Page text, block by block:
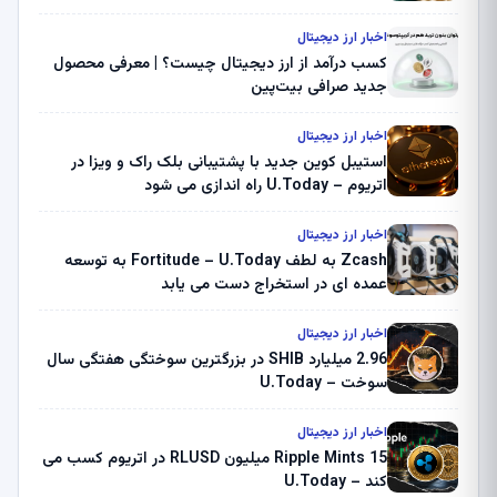
اخبار ارز دیجیتال
کسب درآمد از ارز دیجیتال چیست؟ | معرفی محصول
جدید صرافی بیت‌پین
اخبار ارز دیجیتال
استیبل کوین جدید با پشتیبانی بلک راک و ویزا در
اتریوم – U.Today راه اندازی می شود
اخبار ارز دیجیتال
Zcash به لطف Fortitude – U.Today به توسعه
عمده ای در استخراج دست می یابد
اخبار ارز دیجیتال
2.96 میلیارد SHIB در بزرگترین سوختگی هفتگی سال
سوخت – U.Today
اخبار ارز دیجیتال
Ripple Mints 15 میلیون RLUSD در اتریوم کسب می
کند – U.Today